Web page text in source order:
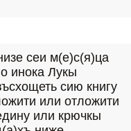
сеи м(е)с(я)ца
инока Лукы
сию книгу
или отложити
или крючкы